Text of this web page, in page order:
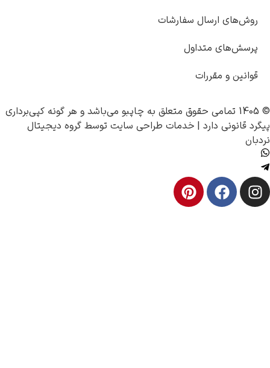
ارسال سفارشات
متداول
و مقررات
چاپبومی‌باشد و هر گونه کپی‌برداری
قانونی دارد |خدمات طراحی سایتتوسطگروه دیجیتال